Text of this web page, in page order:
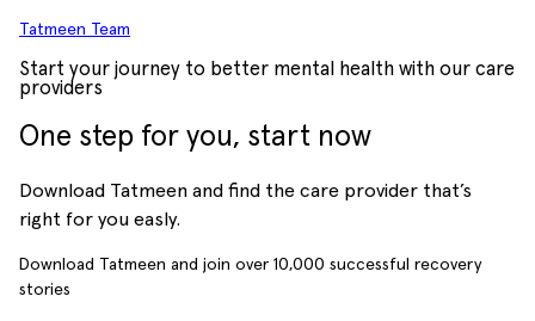
Tatmeen Team
Start your journey to better mental health with our care
providers
One step for you, start now
Download Tatmeen and find the care provider that’s
right for you easly.
Download Tatmeen and join over 10,000 successful recovery
stories